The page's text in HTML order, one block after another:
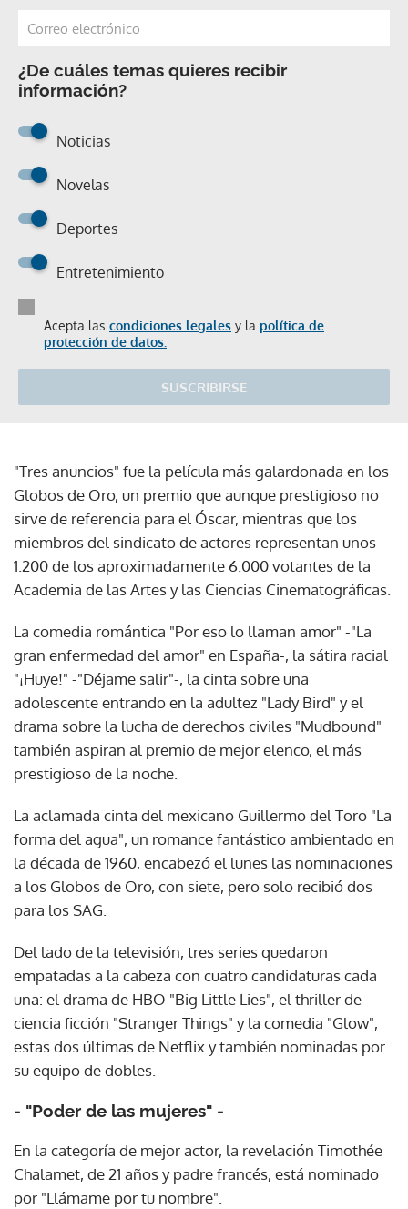
¿De cuáles temas quieres recibir
información?
Noticias
Novelas
Deportes
Entretenimiento
Acepta las condiciones legales y la política de
protección de datos.
SUSCRIBIRSE
"Tres anuncios" fue la película más galardonada en los
Globos de Oro, un premio que aunque prestigioso no
sirve de referencia para el Óscar, mientras que los
miembros del sindicato de actores representan unos
1.200 de los aproximadamente 6.000 votantes de la
Academia de las Artes y las Ciencias Cinematográficas.
La comedia romántica "Por eso lo llaman amor" -"La
gran enfermedad del amor" en España-, la sátira racial
"¡Huye!" -"Déjame salir"-, la cinta sobre una
adolescente entrando en la adultez "Lady Bird" y el
drama sobre la lucha de derechos civiles "Mudbound"
también aspiran al premio de mejor elenco, el más
prestigioso de la noche.
La aclamada cinta del mexicano Guillermo del Toro "La
forma del agua", un romance fantástico ambientado en
la década de 1960, encabezó el lunes las nominaciones
a los Globos de Oro, con siete, pero solo recibió dos
para los SAG.
Del lado de la televisión, tres series quedaron
empatadas a la cabeza con cuatro candidaturas cada
una: el drama de HBO "Big Little Lies", el thriller de
ciencia ficción "Stranger Things" y la comedia "Glow",
estas dos últimas de Netflix y también nominadas por
su equipo de dobles.
- "Poder de las mujeres" -
En la categoría de mejor actor, la revelación Timothée
Chalamet, de 21 años y padre francés, está nominado
por "Llámame por tu nombre".